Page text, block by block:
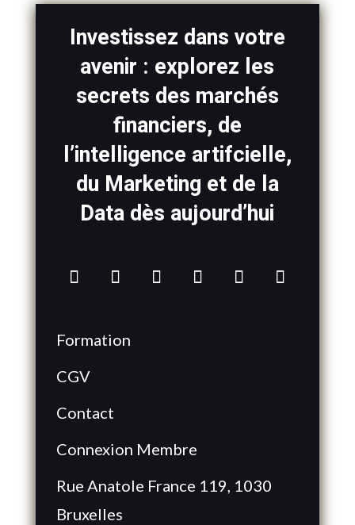
Investissez dans votre
avenir : explorez les
secrets des marchés
financiers, de
l’intelligence artifcielle,
du Marketing et de la
Data dès aujourd’hui
Formation
CGV
Contact
Connexion Membre
Rue Anatole France 119, 1030
Bruxelles